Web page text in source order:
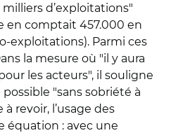
d’exploitations"
en comptait 457.000 en
exploitations). Parmi ces
la mesure où "il y aura
les acteurs", il souligne
possible "sans sobriété à
à revoir, l’usage des
équation : avec une